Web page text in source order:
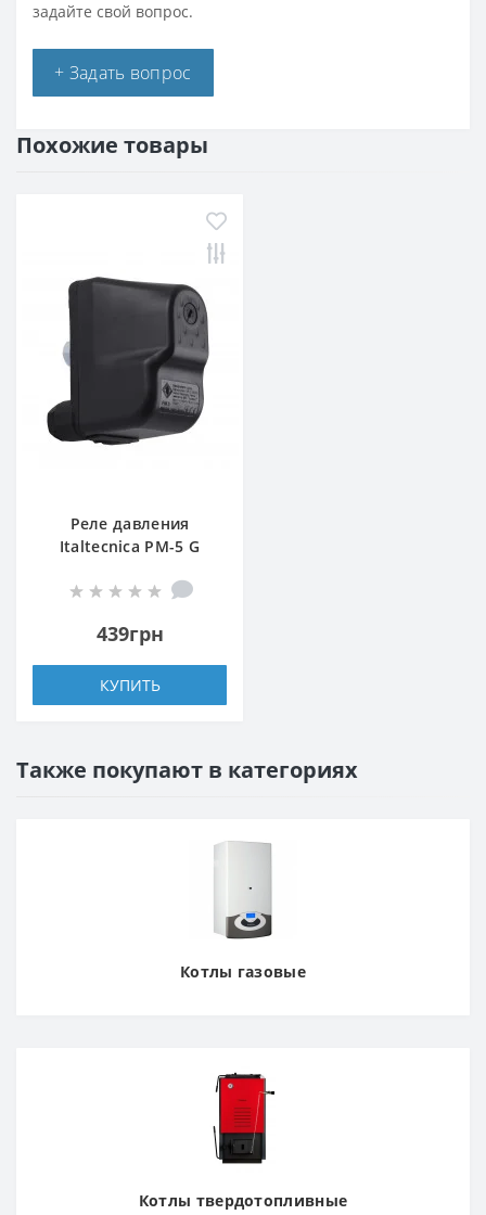
задайте свой вопрос.
+ Задать вопрос
Похожие товары
Реле давления
Italtecnica PM-5 G
439грн
КУПИТЬ
Также покупают в категориях
Котлы газовые
Котлы твердотопливные